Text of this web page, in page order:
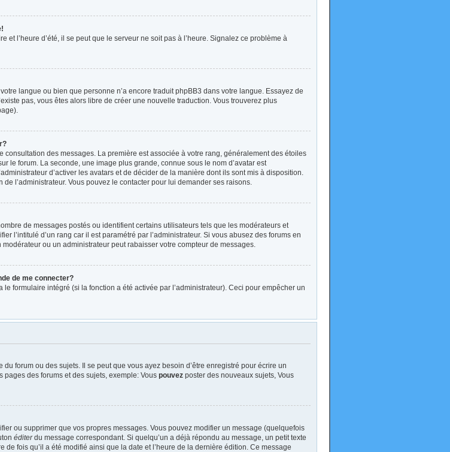
et l’heure d’été, il se peut que le serveur ne soit pas à l’heure. Signalez ce problème à
langue ou bien que personne n’a encore traduit phpBB3 dans votre langue. Essayez de
pas, vous êtes alors libre de créer une nouvelle traduction. Vous trouverez plus
consultation des messages. La première est associée à votre rang, généralement des étoiles
le forum. La seconde, une image plus grande, connue sous le nom d’avatar est
d’activer les avatars et de décider de la manière dont ils sont mis à disposition.
l’administrateur. Vous pouvez le contacter pour lui demander ses raisons.
de messages postés ou identifient certains utilisateurs tels que les modérateurs et
l’intitulé d’un rang car il est paramétré par l’administrateur. Si vous abusez des forums en
ou un administrateur peut rabaisser votre compteur de messages.
de me connecter?
formulaire intégré (si la fonction a été activée par l’administrateur). Ceci pour empêcher un
forum ou des sujets. Il se peut que vous ayez besoin d’être enregistré pour écrire un
des forums et des sujets, exemple: Vous pouvez poster des nouveaux sujets, Vous
ou supprimer que vos propres messages. Vous pouvez modifier un message (quelquefois
éditerdu message correspondant. Si quelqu’un a déjà répondu au message, un petit texte
de fois qu’il a été modifié ainsi que la date et l’heure de la dernière édition. Ce message